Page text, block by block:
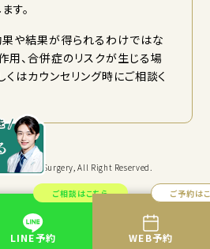
ご相談はこちら
LINE予約
ご予約は
WEB予約
す。
や結果が得られるわけではな
用、合併症のリスクが生じる場
くはカウンセリング時にご相談く
Cosmetic Surgery, All Right Reserved.